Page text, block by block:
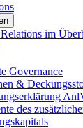
im
Governance
&
des